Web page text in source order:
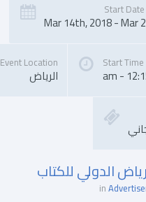
Start
Mar 14th, 2018 - Mar
Start
Event Location
الرياض
الدولي للكتاب
in